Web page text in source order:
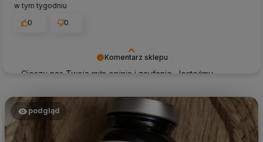
Komentarz sklepu
Cieszy nas Twoja miła opinia i zaufanie. Jesteśmy
pozdrowieniami, obsługa sklepu.
w tym tygodniu
0
0
podgląd